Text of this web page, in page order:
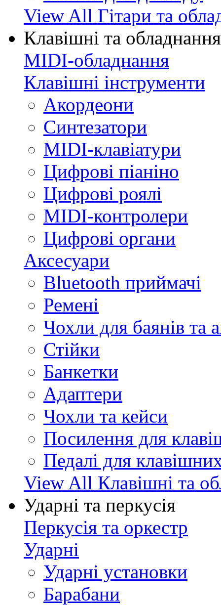
View All Гітари та
Клавішні та обладнання
MIDI-обладнання
Клавішні інструменти
Акордеони
Синтезатори
MIDI-клавіатури
Цифрові піаніно
Цифрові роялі
MIDI-контролери
Цифрові органи
Аксесуари
Bluetooth приймачі
Ремені
Чохли для баянів та
Стійки
Банкетки
Адаптери
Чохли та кейси
Посилення для
Педалі для
View All Клавішні та
Ударні та перкусія
Перкусія та оркестр
Ударні
Ударні установки
Барабани